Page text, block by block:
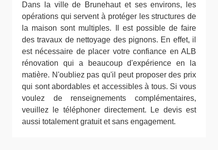
Dans la ville de Brunehaut et ses environs, les
opérations qui servent à protéger les structures de
la maison sont multiples. Il est possible de faire
des travaux de nettoyage des pignons. En effet, il
est nécessaire de placer votre confiance en ALB
rénovation qui a beaucoup d'expérience en la
matière. N'oubliez pas qu'il peut proposer des prix
qui sont abordables et accessibles à tous. Si vous
voulez de renseignements complémentaires,
veuillez le téléphoner directement. Le devis est
aussi totalement gratuit et sans engagement.